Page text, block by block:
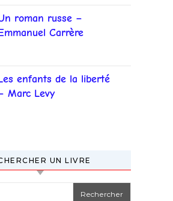
roman russe –
Carrère
enfants de la liberté
Marc Levy
UN LIVRE